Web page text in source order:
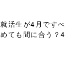
就活生が4月です
めても間に合う？